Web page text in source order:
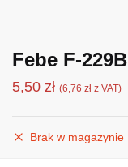
Febe F-229B
5,50 zł (6,76 zł z VAT)
Brak w magazynie